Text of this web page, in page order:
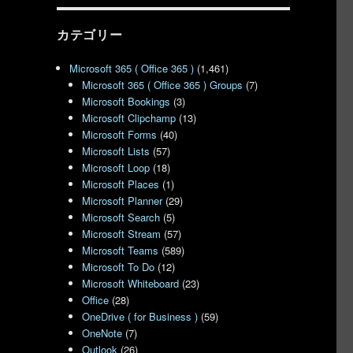
プリの関係” の
カテゴリー
Microsoft 365 ( Office 365 ) (1,461)
Microsoft 365 ( Office 365 ) Groups (7)
Microsoft Bookings (3)
Microsoft Clipchamp (13)
Microsoft Forms (40)
Microsoft Lists (57)
Microsoft Loop (18)
Microsoft Places (1)
Microsoft Planner(29)
Microsoft Search (5)
Microsoft Stream (57)
Microsoft Teams (589)
Microsoft To Do (12)
Microsoft Whiteboard (23)
Office (28)
OneDrive ( for Business ) (59)
OneNote (7)
Outlook (26)